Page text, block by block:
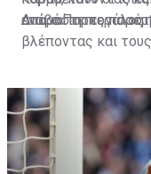
απαραίτητες
ενώ ο Πορτογάλος
βλέποντας και
Διαβάστε